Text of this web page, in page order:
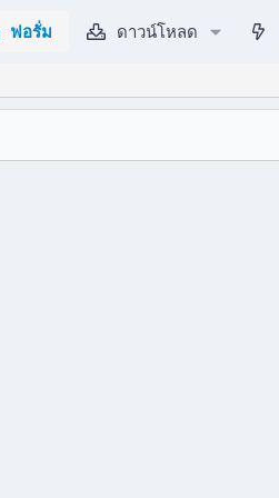
ฟอรั่ม ดาวน์โหลด